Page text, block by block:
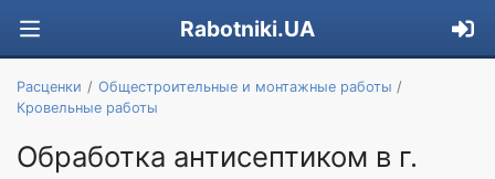
Rabotniki.UA
Расценки
Общестроительные и монтажные работы
Кровельные работы
Обработка антисептиком в г.